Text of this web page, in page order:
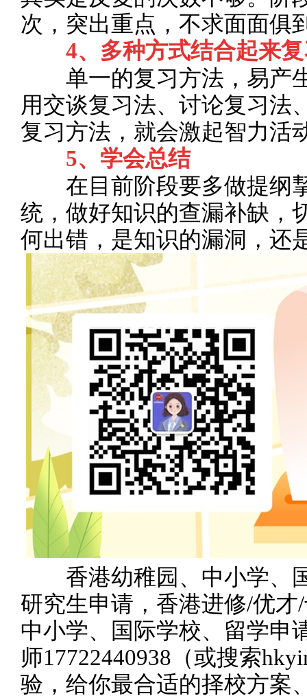
次，突出重点，不求面面俱
4、多种方式结合起来
单一的复习方法，易产
用交谈复习法、讨论复习法
复习方法，就会激起智力活
5、学会总结
在目前阶段要多做提纲
统，做好知识的查漏补缺，
何出错，是知识的漏洞，还
香港幼稚园、中小学、
研究生申请，香港进修/优
中小学、国际学校、留学申
师17722440938（或搜索
验，给你最合适的择校方案